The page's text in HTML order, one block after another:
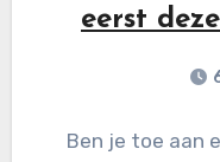
eerst
Ben je toe aan